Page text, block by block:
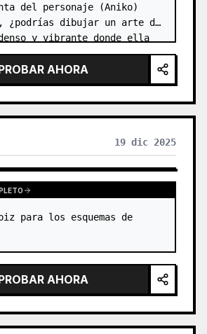
del personaje (Aniko)
¿podrías dibujar un arte de
y vibrante donde ella
en un ícono de la
【Puntos a inferir】…
AHORA
19 dic 2025
AHORA